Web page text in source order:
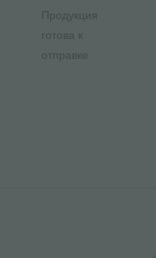
Продукция
готова к
отправке